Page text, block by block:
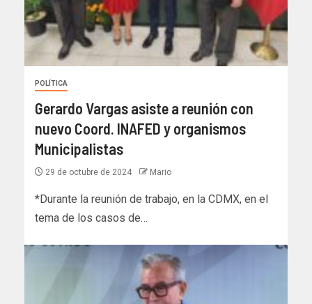
POLÍTICA
Gerardo Vargas asiste a reunión con
nuevo Coord. INAFED y organismos
Municipalistas
29 de octubre de 2024 Mario
*Durante la reunión de trabajo, en la CDMX, en el
tema de los casos de…